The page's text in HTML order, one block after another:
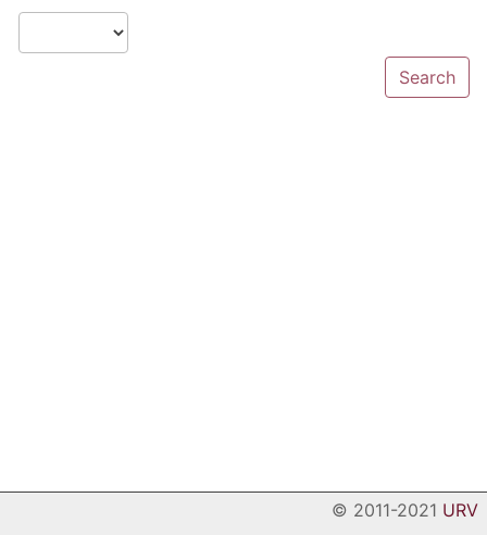
© 2011-2021 URV